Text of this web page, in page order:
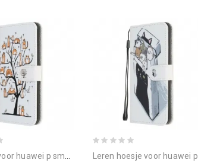
smart s met ketting funky katten met riem leren hoesje voor huawei p smart s met ketting thong kat levering